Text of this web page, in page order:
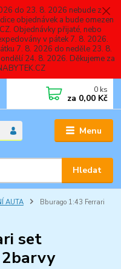
do 23. 8. 2026 nebude z
objednávek a bude omezen
Objednávky přijaté, nebo
v pátek 7. 8. 2026.
7. 8. 2026 do neděle 23. 8.
24. 8. 2026. Děkujeme za
Menu
Hledat
0 ks
za 0,00 Kč
AUTA
Bburago 1:43 Ferrari
set